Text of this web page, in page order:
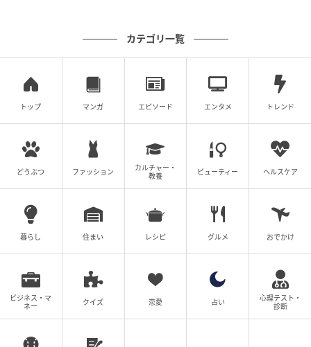
大輝から激しい葛藤をぶつけられながらも、「悪いの
は自分。ヤクザの母親を持って迷惑をかけたことをお
詫びしたい」と、まこは大輝がチャンピオンになるま
で支援を続けることにした。更生支援関係の仕事をし
ているが収入は少なく、大輝の生活費を捻出するため
線で行き来したりするなど節約に励んだ。それでも追
いつかず、ついにはハローワークの紹介で内装会社の
面接を受け、パート社員として働くことになった。毎
朝4時起きの生活が続き、体調を崩すこともあったが、
念願の初給料を手にすることができた。「これで大輝
に恩返しができる」…。しかし、事態は思わぬ展開へ
カテゴリ一覧
トップ マンガ エピソード エンタメ トレンド
どうぶつ ファッション
カルチャー・
教養
ビューティー ヘルスケア
暮らし 住まい レシピ グルメ おでかけ
ビジネス・マ
ネー
クイズ 恋愛 占い
心理テスト・
診断